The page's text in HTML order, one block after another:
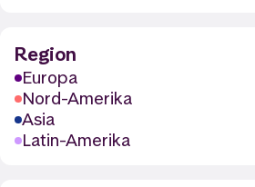
Region
Europa
Nord-Amerika
Asia
Latin-Amerika